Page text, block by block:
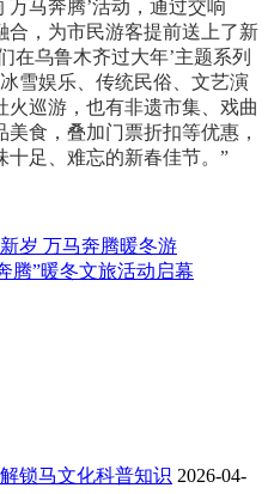
万马奔腾’活动，通过交响
合，为市民游客提前送上了新
在乌鲁木齐过大年’主题系列
雪娱乐、传统民俗、文艺演
巡游，也有非遗市集、戏曲
食，叠加门票折扣等优惠，
足、难忘的新春佳节。”
岁 万马奔腾暖冬游
腾”暖冬文旅活动启幕
锁马文化科普知识 2026-04-